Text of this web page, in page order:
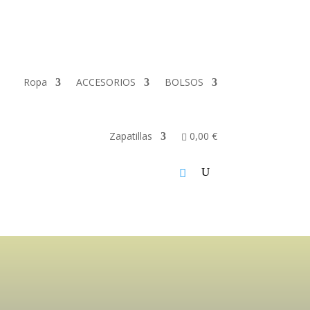
Ropa ACCESORIOS BOLSOS
Zapatillas 0,00 €